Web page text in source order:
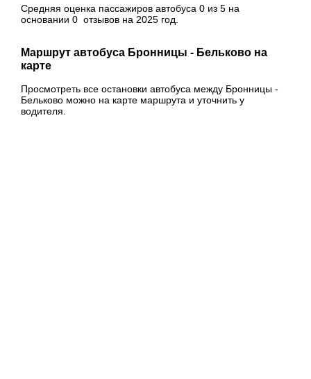
Средняя оценка пассажиров автобуса 0 из 5 на
основании 0 отзывов на 2025 год.
Маршрут автобуса Бронницы - Бельково на
карте
Просмотреть все остановки автобуса между Бронницы -
Бельково можно на карте маршрута и уточнить у
водителя.